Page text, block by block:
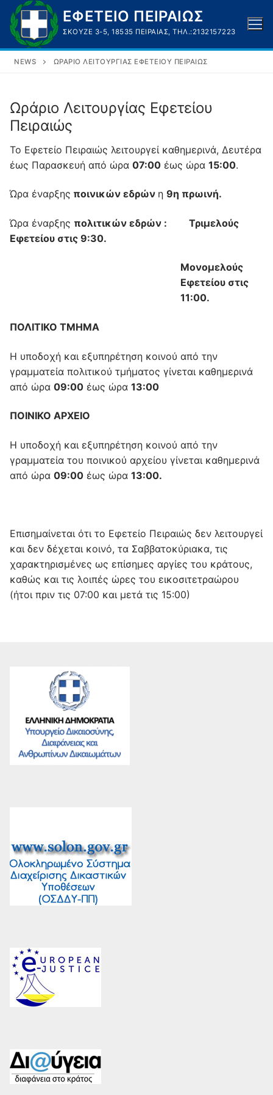
Μετάβαση
στο
περιεχόμενο
ΕΦΕΤΕΙΟ ΠΕΙΡΑΙΩΣ
ΣΚΟΥΖΈ 3-5, 18535 ΠΕΙΡΑΙΆΣ, ΤΗΛ.:2132157223
NEWS ΩΡΆΡΙΟ ΛΕΙΤΟΥΡΓΊΑΣ ΕΦΕΤΕΊΟΥ ΠΕΙΡΑΙΏΣ
Ωράριο Λειτουργίας Εφετείου
Πειραιώς
Το Εφετείο Πειραιώς λειτουργεί καθημερινά, Δευτέρα
έως Παρασκευή από ώρα 07:00 έως ώρα 15:00.
Ώρα έναρξης ποινικών εδρών η 9η πρωινή.
Ώρα έναρξης πολιτικών εδρών : Τριμελούς
Εφετείου στις 9:30.
Μονομελούς
Εφετείου στις
11:00.
ΠΟΛΙΤΙΚΟ ΤΜΗΜΑ
Η υποδοχή και εξυπηρέτηση κοινού από την
γραμματεία πολιτικού τμήματος γίνεται καθημερινά
από ώρα 09:00 έως ώρα 13:00
ΠΟΙΝΙΚΟ ΑΡΧΕΙΟ
Η υποδοχή και εξυπηρέτηση κοινού από την
γραμματεία του ποινικού αρχείου γίνεται καθημερινά
από ώρα 09:00 έως ώρα 13:00.
Επισημαίνεται ότι το Εφετείο Πειραιώς δεν λειτουργεί
και δεν δέχεται κοινό, τα Σαββατοκύριακα, τις
χαρακτηρισμένες ως επίσημες αργίες του κράτους,
καθώς και τις λοιπές ώρες του εικοσιτετραώρου
(ήτοι πριν τις 07:00 και μετά τις 15:00)